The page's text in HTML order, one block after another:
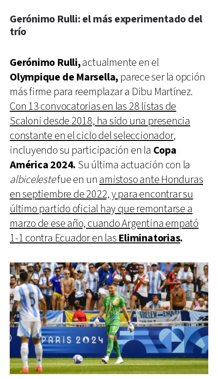
Gerónimo Rulli: el más experimentado del
trío
Gerónimo Rulli,actualmente en el
Olympique de Marsella,parece ser la opción
más firme para reemplazar a Dibu Martínez.
Con 13 convocatorias en las 28 listas de
Scaloni desde 2018, ha sido una presencia
constante en el ciclo del seleccionador,
incluyendo su participación en la Copa
América 2024. Su última actuación con la
albicelestefue en un amistoso ante Honduras
en septiembre de 2022, y para encontrar su
último partido oficial hay que remontarse a
marzo de ese año, cuando Argentina empató
1-1 contra Ecuador en las Eliminatorias.